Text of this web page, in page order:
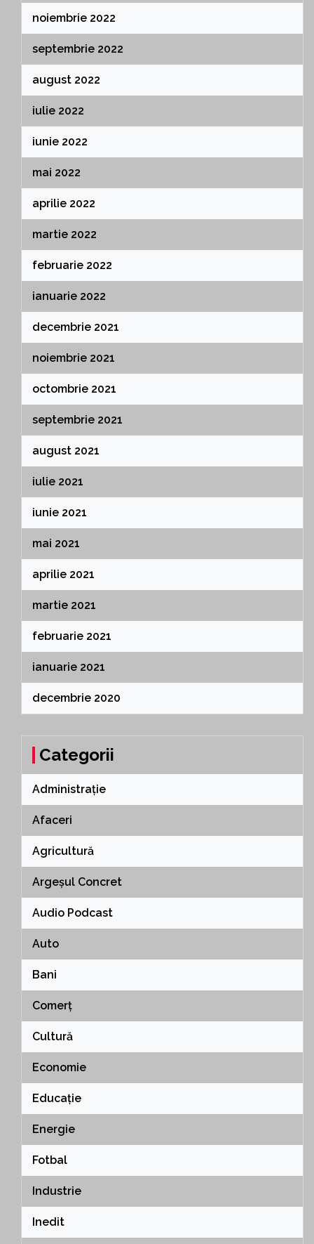
noiembrie 2022
septembrie 2022
august 2022
iulie 2022
iunie 2022
mai 2022
aprilie 2022
martie 2022
februarie 2022
ianuarie 2022
decembrie 2021
noiembrie 2021
octombrie 2021
septembrie 2021
august 2021
iulie 2021
iunie 2021
mai 2021
aprilie 2021
martie 2021
februarie 2021
ianuarie 2021
decembrie 2020
Categorii
Administrație
Afaceri
Agricultură
Argeșul Concret
Audio Podcast
Auto
Bani
Comerț
Cultură
Economie
Educație
Energie
Fotbal
Industrie
Inedit